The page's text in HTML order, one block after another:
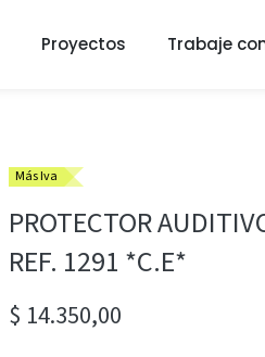
Proyectos Trabaje
Más Iva
PROTECTOR
REF. 1291 *C.E*
$ 14.350,00